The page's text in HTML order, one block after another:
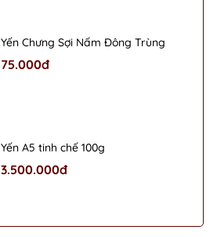
Yến Chưng Sợi Nấm Đông Trùng
75.000đ
Yến A5 tinh chế 100g
3.500.000đ